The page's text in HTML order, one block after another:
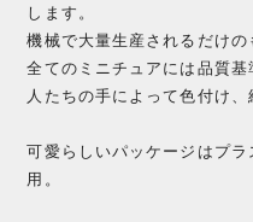
します。
機械で大量生産されるだけの
全てのミニチュアには品質
人たちの手によって色付け、
可愛らしいパッケージはプ
用。